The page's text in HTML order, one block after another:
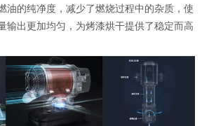
油的纯净度，减少了燃烧过程中的杂质，使
输出更加均匀，为烤漆烘干提供了稳定而高